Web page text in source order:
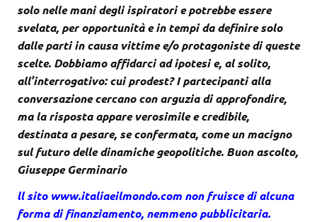
solo nelle mani degli ispiratori e potrebbe essere
svelata, per opportunità e in tempi da definire solo
dalle parti in causa vittime e/o protagoniste di queste
scelte. Dobbiamo affidarci ad ipotesi e, al solito,
all’interrogativo: cui prodest? I partecipanti alla
conversazione cercano con arguzia di approfondire,
ma la risposta appare verosimile e credibile,
destinata a pesare, se confermata, come un macigno
sul futuro delle dinamiche geopolitiche. Buon ascolto,
Giuseppe Germinario
ll sito www.italiaeilmondo.com non fruisce di alcuna
forma di finanziamento, nemmeno pubblicitaria.